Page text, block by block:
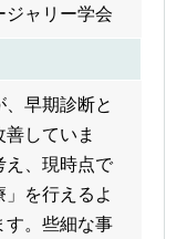
ジャリー学会
早期診断と
していま
え、現時点で
を行えるよ
す。些細な事